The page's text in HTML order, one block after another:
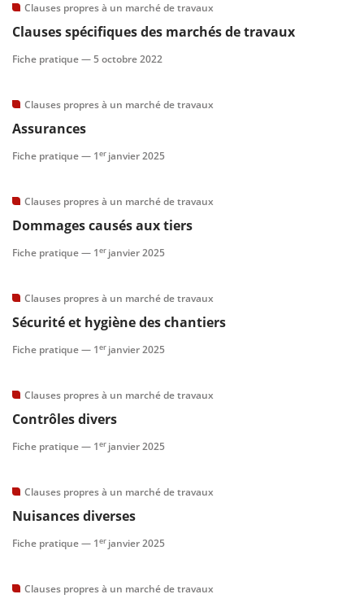
Clauses propres à un marché de travaux
Clauses spécifiques des marchés de travaux
Fiche pratique —5 octobre 2022
Clauses propres à un marché de travaux
Assurances
Fiche pratique — 1er janvier 2025
Clauses propres à un marché de travaux
Dommages causés aux tiers
Fiche pratique — 1er janvier 2025
Clauses propres à un marché de travaux
Sécurité et hygiène des chantiers
Fiche pratique — 1er janvier 2025
Clauses propres à un marché de travaux
Contrôles divers
Fiche pratique — 1er janvier 2025
Clauses propres à un marché de travaux
Nuisances diverses
Fiche pratique — 1er janvier 2025
Clauses propres à un marché de travaux